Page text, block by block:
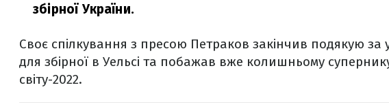
збірної України.
Своє спілкування з пресою Петраков закінчив подякую
для збірної в Уельсі та побажав вже колишньому
світу-2022.